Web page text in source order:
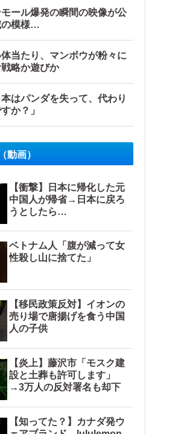
モール爆発の瞬間の映像が公
の模様…
当たり、マンボウが粉々に
略か遊びか
はパンダを失って、代わり
か？」
動画）
【衝撃】日本に帰化した元
中国人が帰省→日本に戻ろ
うとしたら…
ベトナム人「腹が減って女
性殺し山に捨てた」
【移民政策反対】イオンの
売り場で唐揚げを食う中国
人の子供
【炎上】藤沢市「モスク建
設と土葬も許可します」
→3万人の反対署名も却下
【知ってた？】カナダ発ウ